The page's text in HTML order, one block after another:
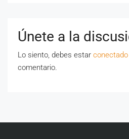
Únete a la
Lo siento, debes estar conectado
comentario.